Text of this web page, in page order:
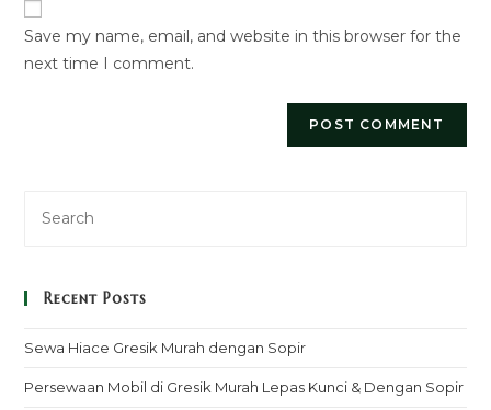
URL
(optional)
Save my name, email, and website in this browser for the
next time I comment.
Recent Posts
Sewa Hiace Gresik Murah dengan Sopir
Persewaan Mobil di Gresik Murah Lepas Kunci & Dengan Sopir